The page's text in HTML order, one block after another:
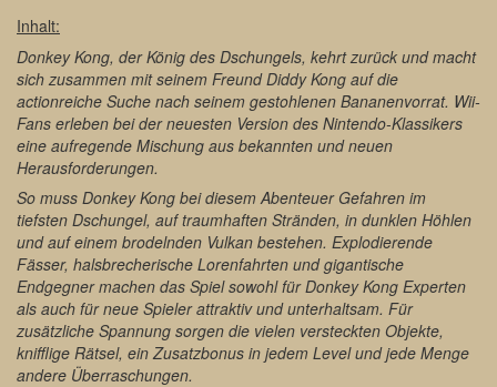
Inhalt:
Donkey Kong, der König des Dschungels, kehrt zurück und macht
sich zusammen mit seinem Freund Diddy Kong auf die
actionreiche Suche nach seinem gestohlenen Bananenvorrat. Wii-
Fans erleben bei der neuesten Version des Nintendo-Klassikers
eine aufregende Mischung aus bekannten und neuen
Herausforderungen.
So muss Donkey Kong bei diesem Abenteuer Gefahren im
tiefsten Dschungel, auf traumhaften Stränden, in dunklen Höhlen
und auf einem brodelnden Vulkan bestehen. Explodierende
Fässer, halsbrecherische Lorenfahrten und gigantische
Endgegner machen das Spiel sowohl für Donkey Kong Experten
als auch für neue Spieler attraktiv und unterhaltsam. Für
zusätzliche Spannung sorgen die vielen versteckten Objekte,
knifflige Rätsel, ein Zusatzbonus in jedem Level und jede Menge
andere Überraschungen.